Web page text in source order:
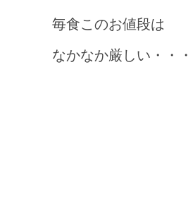
毎食このお値段は
なかなか厳しい・・・